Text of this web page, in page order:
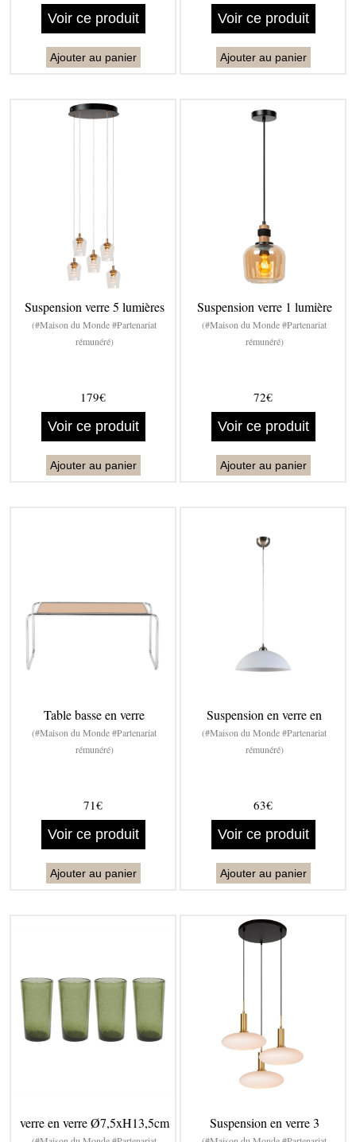
Voir ce produit
Ajouter au panier
Voir ce produit
Ajouter au panier
Suspension verre 5 lumières
(#Maison du Monde #Partenariat
rémunéré)
179€
Voir ce produit
Ajouter au panier
Suspension verre 1 lumière
(#Maison du Monde #Partenariat
rémunéré)
72€
Voir ce produit
Ajouter au panier
Table basse en verre
(#Maison du Monde #Partenariat
rémunéré)
71€
Voir ce produit
Ajouter au panier
Suspension en verre en
(#Maison du Monde #Partenariat
rémunéré)
63€
Voir ce produit
Ajouter au panier
verre en verre Ø7,5xH13,5cm Suspension en verre 3